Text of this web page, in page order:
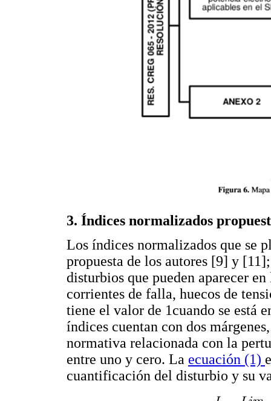
3. Índices normalizados
Los índices normalizados que se
propuesta de los autores [9] y
disturbios que pueden aparecer
corrientes de falla, huecos de
tiene el valor de 1cuando se está
índices cuentan con dos
normativa relacionada con la
entre uno y cero. La ecuación (1)
cuantificación del disturbio y su